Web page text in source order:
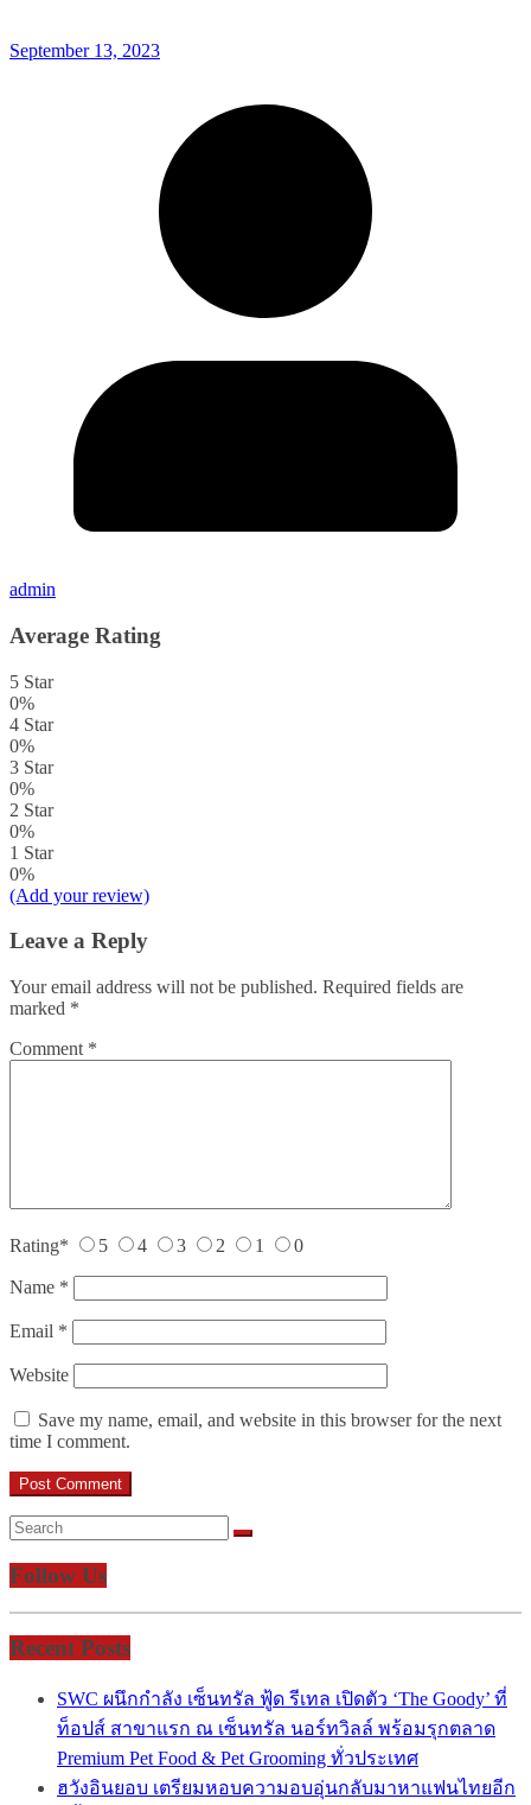
September 13, 2023
admin
Average Rating
5 Star
0%
4 Star
0%
3 Star
0%
2 Star
0%
1 Star
0%
(Add your review)
Leave a Reply
Your email address will not be published. Required fields are
marked *
Comment *
Rating* 5 4 3 2 1 0
Name *
Email *
Website
Save my name, email, and website in this browser for the next
time I comment.
Follow Us
Recent Posts
SWC ผนึกกำลัง เซ็นทรัล ฟู้ด รีเทล เปิดตัว ‘The Goody’ ที่
ท็อปส์ สาขาแรก ณ เซ็นทรัล นอร์ทวิลล์ พร้อมรุกตลาด
Premium Pet Food & Pet Grooming ทั่วประเทศ
ฮวังอินยอบ เตรียมหอบความอบอุ่นกลับมาหาแฟนไทยอีก